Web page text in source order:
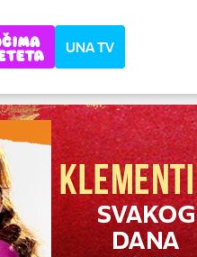
UNA TV